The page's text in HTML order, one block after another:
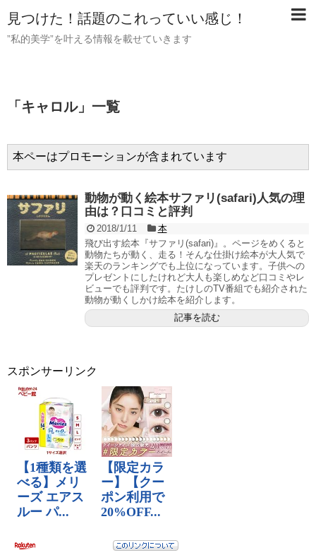
見つけた！話題のこれっていい感じ！
”私的美学”を叶える情報を載せていきます
「 キャロル」 一覧
本ペーはプロモーションが含まれています
動物が動く絵本サファリ(safari)人気の理
由は？口コミと評判
2018/1/11
本
飛び出す絵本『サファリ(safari)』。ページをめくると
動物たちが動く、走る！そんな仕掛け絵本が大人気で
楽天のランキングでも上位になっています。子供への
プレゼントにしたけれど大人も楽しめなど口コミやレ
ビューでも評判です。たけしのTV番組でも紹介された
動物が動くしかけ絵本を紹介します。
記事を読む
スポンサーリンク